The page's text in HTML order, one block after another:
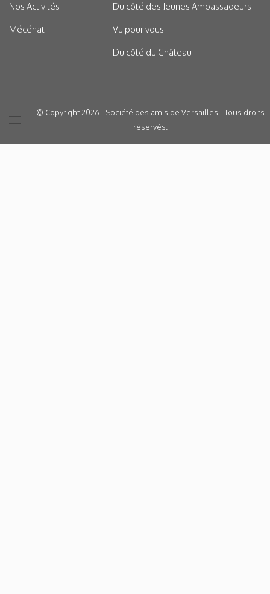
Nos Activités
Mécénat
Du côté des Jeunes Ambassadeurs
Vu pour vous
Du côté du Château
© Copyright 2026 - Société des amis de Versailles - Tous droits
réservés.